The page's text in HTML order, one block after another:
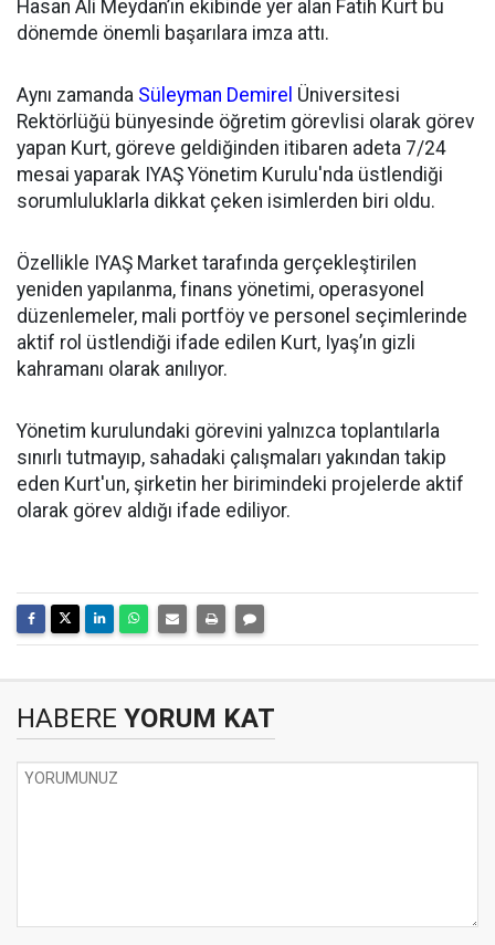
Hasan Ali Meydan’ın ekibinde yer alan Fatih Kurt bu
dönemde önemli başarılara imza attı.
Aynı zamanda Süleyman Demirel Üniversitesi
Rektörlüğü bünyesinde öğretim görevlisi olarak görev
yapan Kurt, göreve geldiğinden itibaren adeta 7/24
mesai yaparak IYAŞ Yönetim Kurulu'nda üstlendiği
sorumluluklarla dikkat çeken isimlerden biri oldu.
Özellikle IYAŞ Market tarafında gerçekleştirilen
yeniden yapılanma, finans yönetimi, operasyonel
düzenlemeler, mali portföy ve personel seçimlerinde
aktif rol üstlendiği ifade edilen Kurt, Iyaş’ın gizli
kahramanı olarak anılıyor.
Yönetim kurulundaki görevini yalnızca toplantılarla
sınırlı tutmayıp, sahadaki çalışmaları yakından takip
eden Kurt'un, şirketin her birimindeki projelerde aktif
olarak görev aldığı ifade ediliyor.
HABERE YORUM KAT